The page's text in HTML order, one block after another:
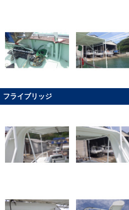
フライブリッジ